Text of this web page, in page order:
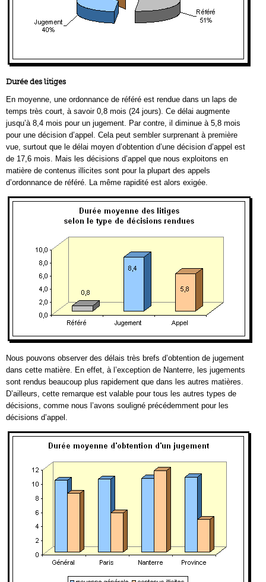
Durée des litiges
En moyenne, une ordonnance de référé est rendue dans un laps de
temps très court, à savoir 0,8 mois (24 jours). Ce délai augmente
jusqu’à 8,4 mois pour un jugement. Par contre, il diminue à 5,8 mois
pour une décision d’appel. Cela peut sembler surprenant à première
vue, surtout que le délai moyen d’obtention d’une décision d’appel est
de 17,6 mois. Mais les décisions d’appel que nous exploitons en
matière de contenus illicites sont pour la plupart des appels
d’ordonnance de référé. La même rapidité est alors exigée.
Nous pouvons observer des délais très brefs d’obtention de jugement
dans cette matière. En effet, à l’exception de Nanterre, les jugements
sont rendus beaucoup plus rapidement que dans les autres matières.
D’ailleurs, cette remarque est valable pour tous les autres types de
décisions, comme nous l’avons souligné précédemment pour les
décisions d’appel.